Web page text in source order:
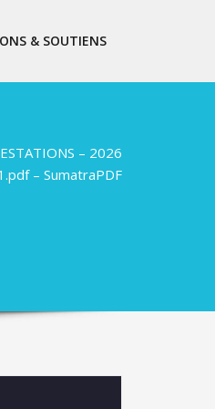
& SOUTIENS
– 2026
– SumatraPDF